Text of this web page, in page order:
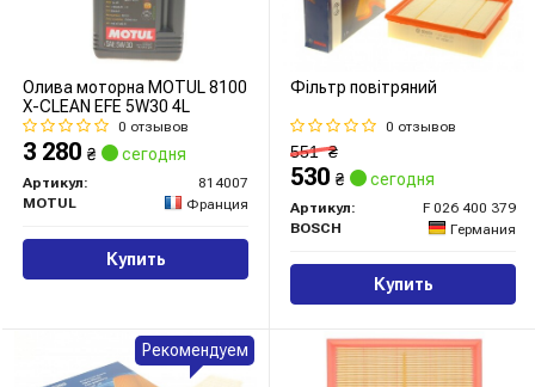
Олива моторна MOTUL 8100
X-CLEAN EFE 5W30 4L
0 отзывов
3 280 ₴ сегодня
Артикул:
814007
MOTUL
Франция
Купить
Фільтр повітряний
0 отзывов
551₴
530 ₴ сегодня
Артикул:
F 026 400 379
BOSCH
Германия
Купить
Рекомендуем